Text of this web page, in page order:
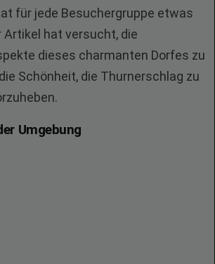
für jede Besuchergruppe etwas
Artikel hat versucht, die
dieses charmanten Dorfes zu
Schönheit, die Thurnerschlag zu
Umgebung